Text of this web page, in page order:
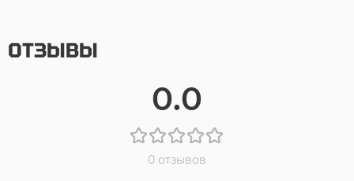
ОТЗЫВЫ
0.0
0 отзывов